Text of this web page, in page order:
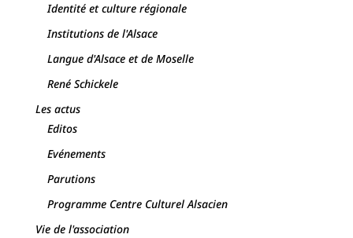
Identité et culture régionale
Institutions de l'Alsace
Langue d'Alsace et de Moselle
René Schickele
Les actus
Editos
Evénements
Parutions
Programme Centre Culturel Alsacien
Vie de l'association